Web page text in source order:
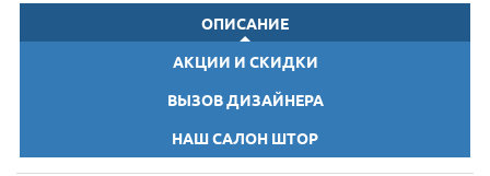
ОПИСАНИЕ
АКЦИИ И СКИДКИ
ВЫЗОВ ДИЗАЙНЕРА
НАШ САЛОН ШТОР